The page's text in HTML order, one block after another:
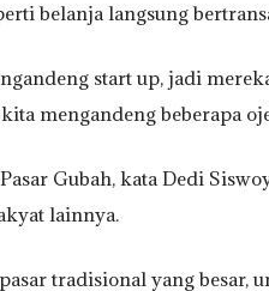
belanja langsung
start up, jadi
mengandeng beberapa
Gubah, kata Dedi
lainnya.
tradisional yang